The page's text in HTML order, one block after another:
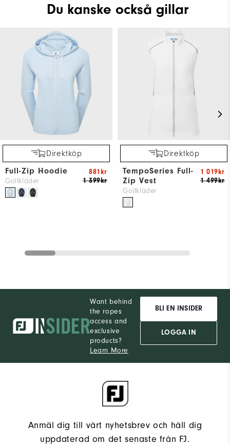
Du kanske också gillar
Direktköp
Full-Zip Hoodie
Golfkläder 1 399kr
881kr
Direktköp
TempoSeries Full-
Zip Vest
Golfkläder
1 499kr
1 019kr
Want behind
the ropes
access and
exclusive
products?
Learn More
BLI EN INSIDER
LOGGA IN
Anmäl dig till vårt nyhetsbrev och håll dig
uppdaterad om det senaste från FJ.